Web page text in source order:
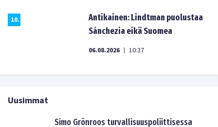
10.
Antikainen: Lindtman puolustaa
Sánchezia eikä Suomea
06.08.2026 | 10:37
Uusimmat
Simo Grönroos turvallisuuspoliittisessa